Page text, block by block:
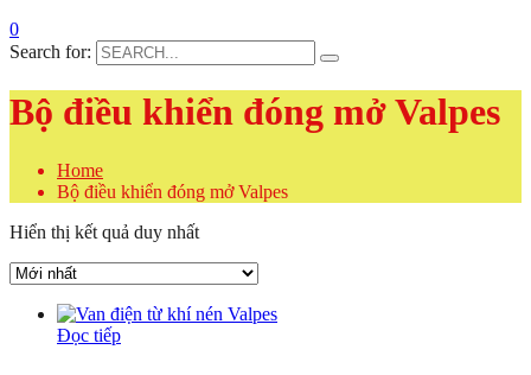
0
Search for:
Bộ điều khiển đóng mở Valpes
Home
Bộ điều khiển đóng mở Valpes
Hiển thị kết quả duy nhất
Đọc tiếp